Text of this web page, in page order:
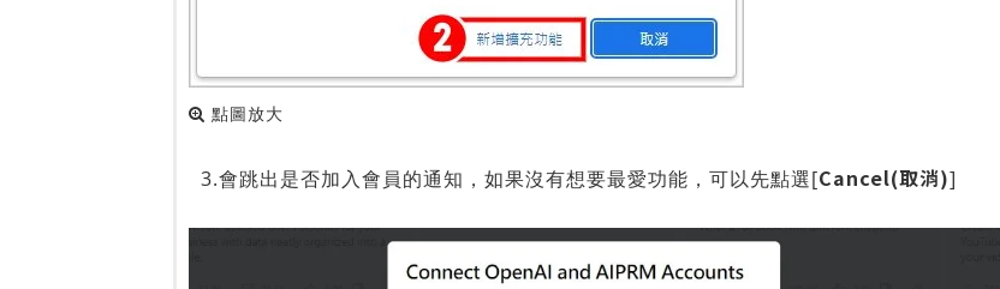
點圖放大
3.會跳出是否加入會員的通知，如果沒有想要最愛功能，可以先點選[Cancel(取消)]